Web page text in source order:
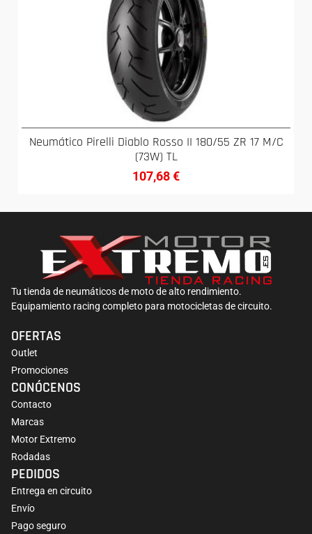
Neumático Pirelli Diablo Rosso II 180/55 ZR 17 M/C
(73W) TL
107,68€
Tu tienda de neumáticos de moto de alto rendimiento.
Equipamiento racing completo para motocicletas de circuito.
OFERTAS
Outlet
Promociones
CONÓCENOS
Contacto
Marcas
Motor Extremo
Rodadas
PEDIDOS
Entrega en circuito
Envío
Pago seguro